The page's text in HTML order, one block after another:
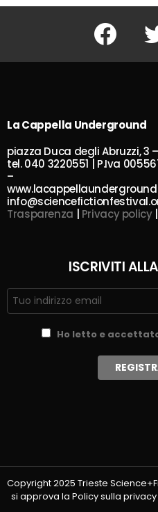
Facebook
La Cappella Underground
piazza Duca degli Abruzzi, 3
tel. 040 3220551 | P.Iva
–
Trasparenza | Privacy policy|
ISCRIVITI
Ho letto e
Copyright 2025 Trieste
si approva la Policy sulla